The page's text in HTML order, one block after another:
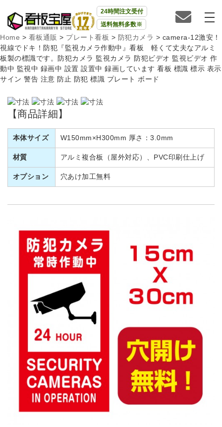
24時間注文受付
送料無料多数※
Home > 看板通販 > プレート看板 > 防犯カメラ > camera-12激安！
視線でドキ！防犯『監視カメラ作動中』看板 軽くて丈夫なアルミ
板製の標識です。防犯カメラ 監視カメラ 防犯ビデオ 監視ビデオ 作
動中 監視中 録画中 設置 設置中 録画しています 看板 標識 標示 表示
サイン 警告 注意 防止 防犯 標識 プレート ボード
【商品詳細】
本体サイズ W150mm×H300mm 厚さ：3.0mm
材質 アルミ複合板（屋外対応）、PVC印刷仕上げ
オプション 穴あけ加工無料